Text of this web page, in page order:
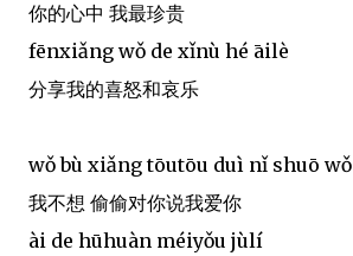
你的心中 我最珍贵
fēnxiǎng wǒ de xǐnù hé āilè
分享我的喜怒和哀乐
wǒ bù xiǎng tōutōu duì nǐ shuō
我不想 偷偷对你说我爱你
ài de hūhuàn méiyǒu jùlí